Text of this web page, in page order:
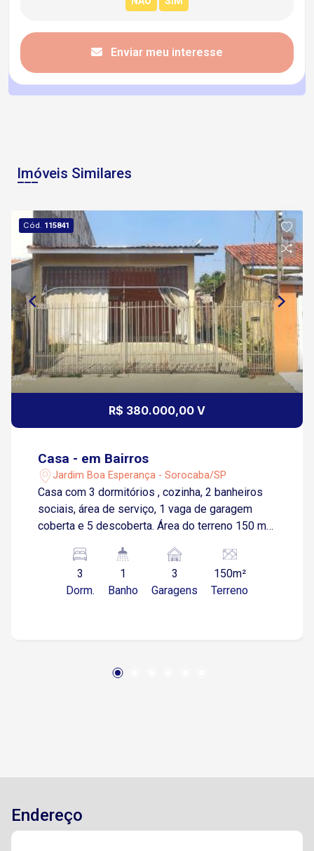
Enviar meu interesse
Imóveis Similares
Cód. 115841
R$ 380.000,00 V
Casa - em Bairros
Jardim Boa Esperança - Sorocaba/SP
Casa com 3 dormitórios , cozinha, 2 banheiros
sociais, área de serviço, 1 vaga de garagem
coberta e 5 descoberta. Área do terreno 150 m²
região do Éden
3
Dorm.
1
Banho
3
Garagens
150m²
Terreno
Endereço